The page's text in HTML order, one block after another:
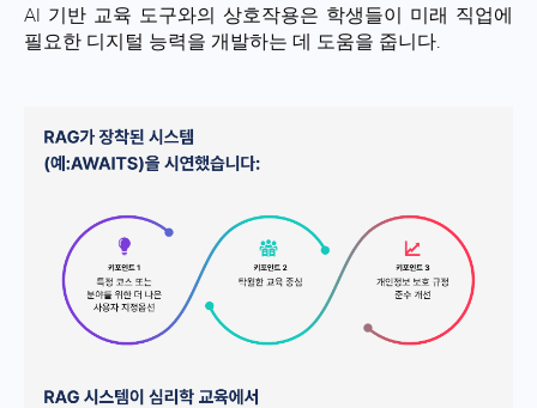
AI 기반 교육 도구와의 상호작용은 학생들이 미래 직업에
필요한 디지털 능력을 개발하는 데 도움을 줍니다.